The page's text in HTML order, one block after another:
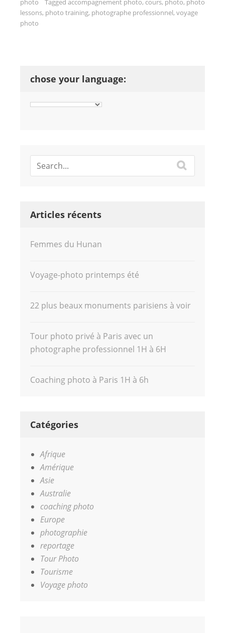
photo
Tagged accompagnement photo, cours, photo, photo
lessons, photo training, photographe professionnel, voyage
photo
chose your language:
Articles récents
Femmes du Hunan
Voyage-photo printemps été
22 plus beaux monuments parisiens à voir
Tour photo privé à Paris avec un
photographe professionnel 1H à 6H
Coaching photo à Paris 1H à 6h
Catégories
Afrique
Amérique
Asie
Australie
coaching photo
Europe
photographie
reportage
Tour Photo
Tourisme
Voyage photo